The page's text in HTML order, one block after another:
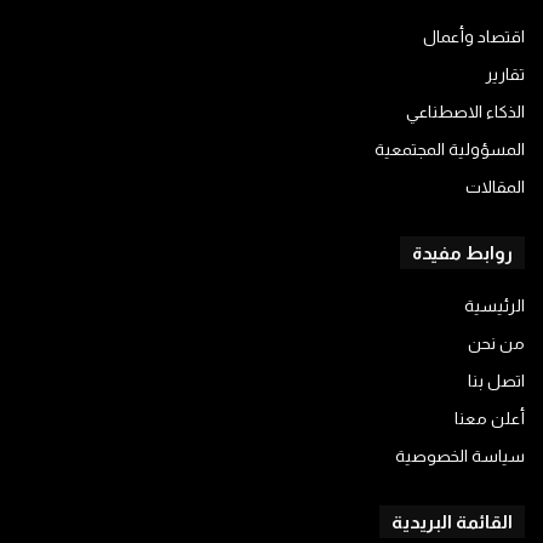
اقتصاد وأعمال
تقارير
الذكاء الاصطناعي
المسؤولية المجتمعية
المقالات
روابط مفيدة
الرئيسية
من نحن
اتصل بنا
أعلن معنا
سياسة الخصوصية
القائمة البريدية